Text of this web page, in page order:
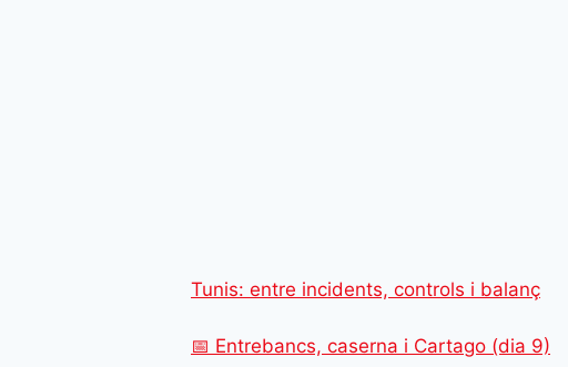
Tunis: entre incidents, controls i balanç
📅 Entrebancs, caserna i Cartago (dia 9)